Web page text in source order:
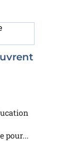
pour...